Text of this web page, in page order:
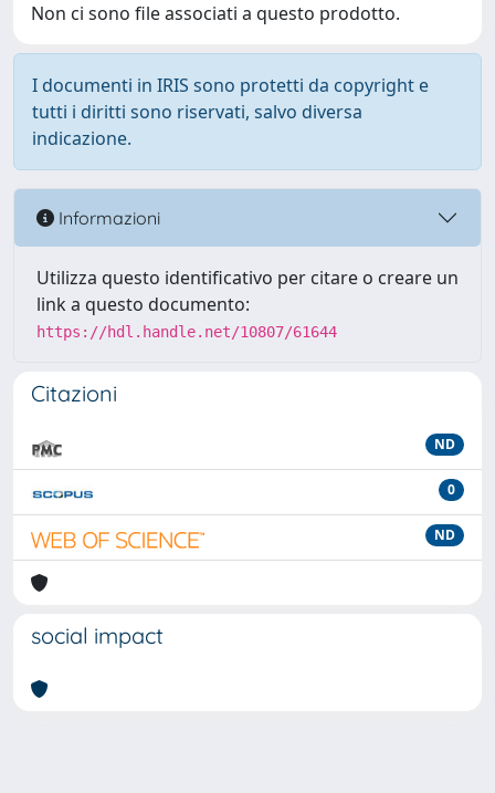
Non ci sono file associati a questo prodotto.
I documenti in IRIS sono protetti da copyright e
tutti i diritti sono riservati, salvo diversa
indicazione.
Informazioni
Utilizza questo identificativo per citare o creare un
link a questo documento:
https://hdl.handle.net/10807/61644
Citazioni
ND
0
ND
social impact